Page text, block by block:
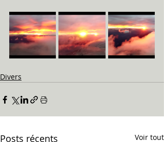
Divers
Posts récents Voir tout